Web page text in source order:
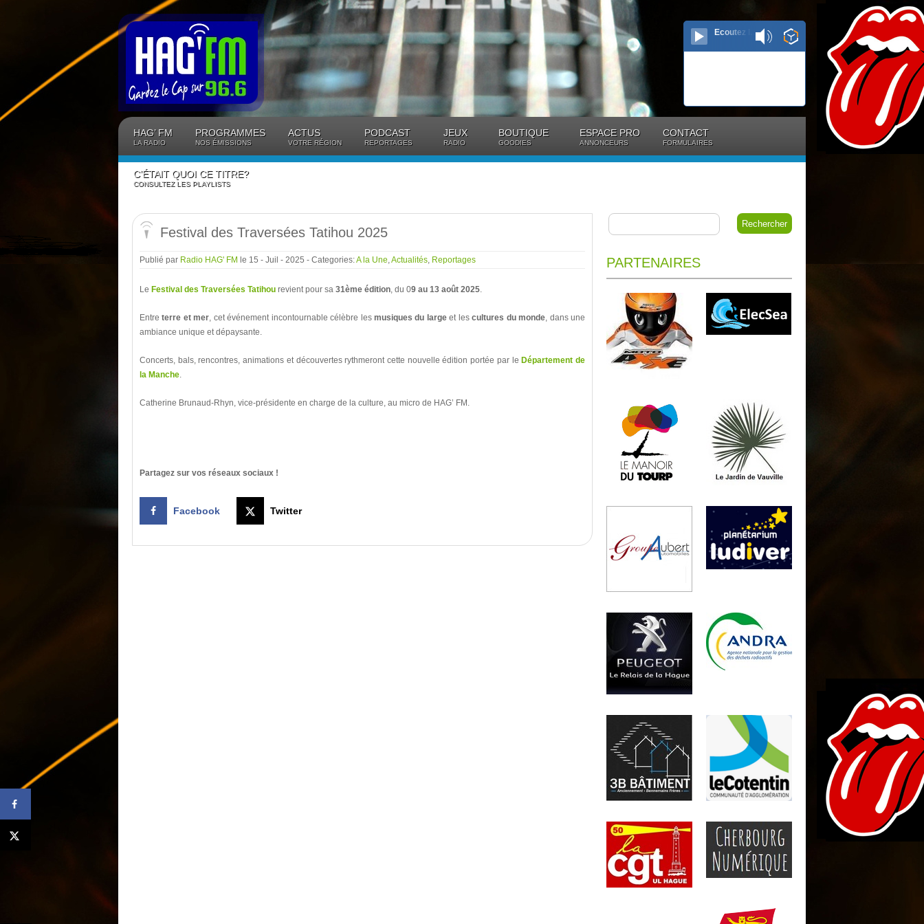
Ecoutez le direct...
HAG’ FM
LA RADIO
PROGRAMMES
NOS ÉMISSIONS
ACTUS
VOTRE RÉGION
PODCAST
REPORTAGES
JEUX
RADIO
BOUTIQUE
GOODIES
ESPACE PRO
ANNONCEURS
CONTACT
FORMULAIRES
C’ÉTAIT QUOI CE TITRE?
CONSULTEZ LES PLAYLISTS
Festival des Traversées Tatihou 2025
Publié par Radio HAG' FM le 15 - Juil - 2025 - Categories:A la Une,Actualités, Reportages
Le Festival des Traversées Tatihou revient pour sa 31ème édition, du 09 au 13 août 2025.
Entreterre et mer, cet événement incontournable célèbre lesmusiques du largeet lescultures du monde, dans une
ambiance unique et dépaysante.
Concerts, bals, rencontres, animations et découvertes rythmeront cette nouvelle édition portée par le Département de
la Manche.
Catherine Brunaud-Rhyn, vice-présidente en charge de la culture, au micro de HAG’ FM.
Partagez sur vos réseaux sociaux !
Facebook Twitter
PARTENAIRES